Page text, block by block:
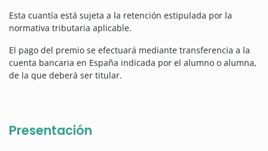
Esta cuantía está sujeta a la retención estipulada por la
normativa tributaria aplicable.
El pago del premio se efectuará mediante transferencia a la
cuenta bancaria en España indicada por el alumno o alumna,
de la que deberá ser titular.
Presentación